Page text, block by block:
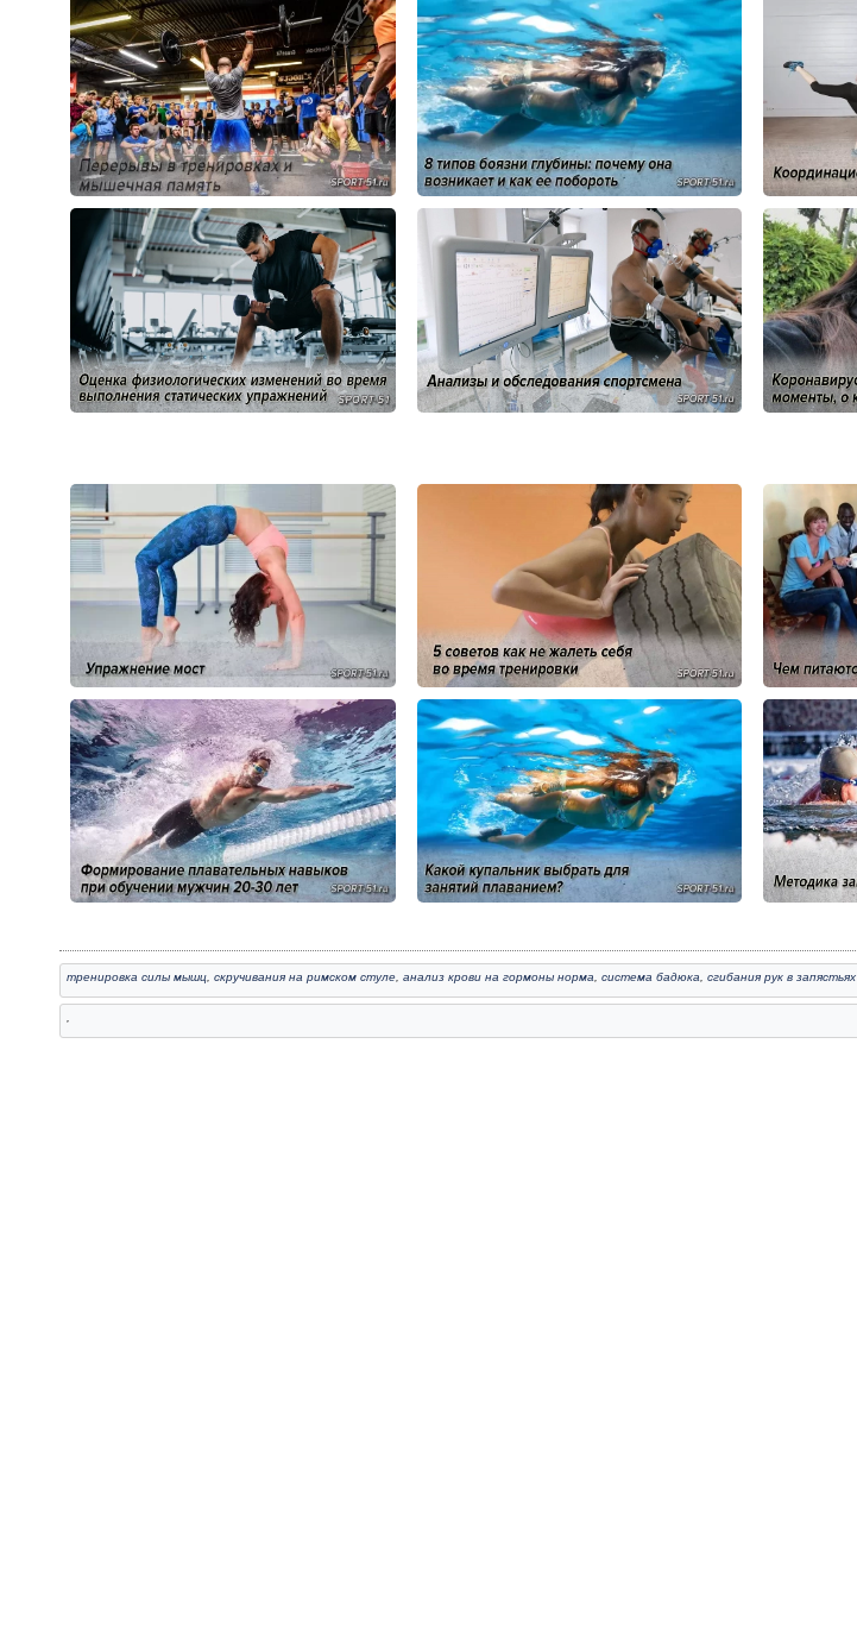
тренировка силы мышц,скручивания на римском стуле,анализ крови на гормоны норма,система бадюка,сгибания рук в запястьях
,